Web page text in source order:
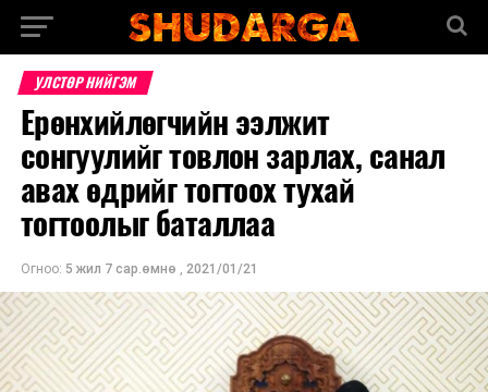
УЛСТӨР НИЙГЭМ
Ерөнхийлөгчийн ээлжит
сонгуулийг товлон зарлах, санал
авах өдрийг тогтоох тухай
тогтоолыг баталлаа
Огноо: 5 жил 7 сар.өмнө , 2021/01/21